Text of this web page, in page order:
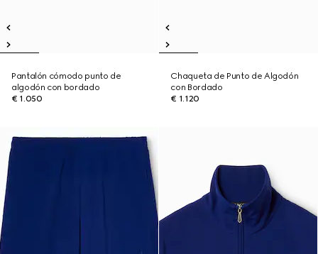
Pantalón cómodo punto de
algodón con bordado
€ 1.050
Chaqueta de Punto de Algodón
con Bordado
€ 1.120